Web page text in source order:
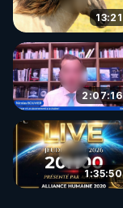
13:21
2:07:16
1:35:50